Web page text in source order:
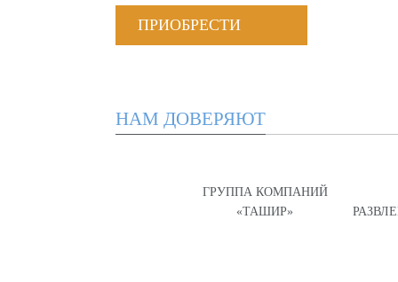
ПРИОБРЕСТИ
НАМ ДОВЕРЯЮТ
ГРУППА КОМПАНИЙ
«ТАШИР»